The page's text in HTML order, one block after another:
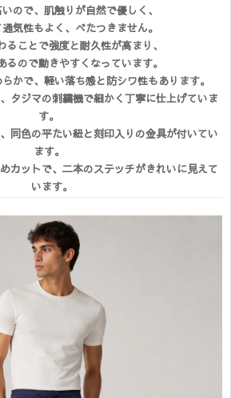
ので、肌触りが自然で優しく、
気性もよく、べたつきません。
ることで強度と耐久性が高まり、
るので動きやすくなっています。
かで、軽い落ち感と防シワ性もあります。
タジマの刺繍機で細かく丁寧に仕上げていま
す。
同色の平たい紐と刻印入りの金具が付いてい
ます。
カットで、二本のステッチがきれいに見えて
います。